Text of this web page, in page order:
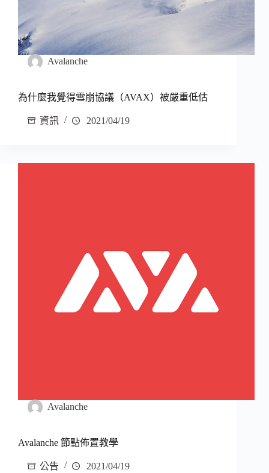
Avalanche
為什麼我覺得雪崩協議（AVAX）被嚴重低估
資訊 2021/04/19
Avalanche
Avalanche 節點佈置教學
公告 2021/04/19